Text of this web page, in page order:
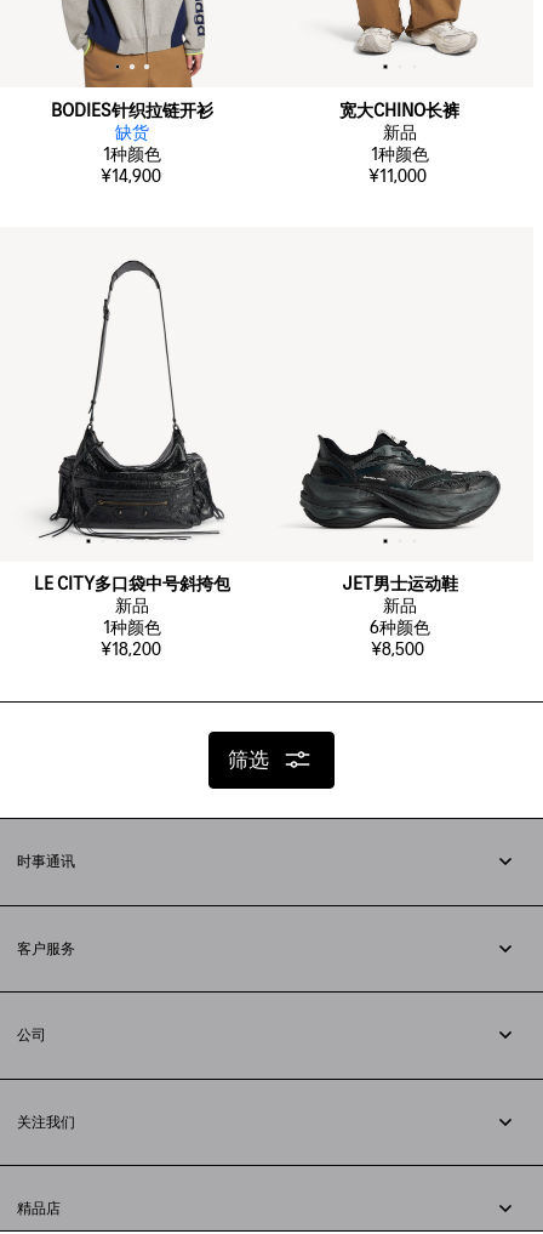
BODIES针织拉链开衫
缺货
1种颜色
¥14,900
宽大CHINO长裤
新品
1种颜色
¥11,000
LE CITY多口袋中号斜挎包
新品
1种颜色
¥18,200
JET男士运动鞋
新品
6种颜色
¥8,500
筛选
时事通讯
客户服务
配送方式
支付
常见问题解答
公司
法律问题
联合国世界粮食计划署
举报平台
关注我们
小红书
精品店